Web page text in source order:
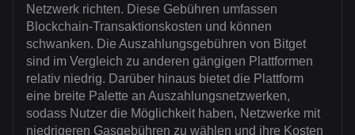
Netzwerk richten. Diese Gebühren umfassen
Blockchain-Transaktionskosten und können
schwanken. Die Auszahlungsgebühren von Bitget
sind im Vergleich zu anderen gängigen Plattformen
relativ niedrig. Darüber hinaus bietet die Plattform
eine breite Palette an Auszahlungsnetzwerken,
sodass Nutzer die Möglichkeit haben, Netzwerke mit
niedrigeren Gasgebühren zu wählen und ihre Kosten